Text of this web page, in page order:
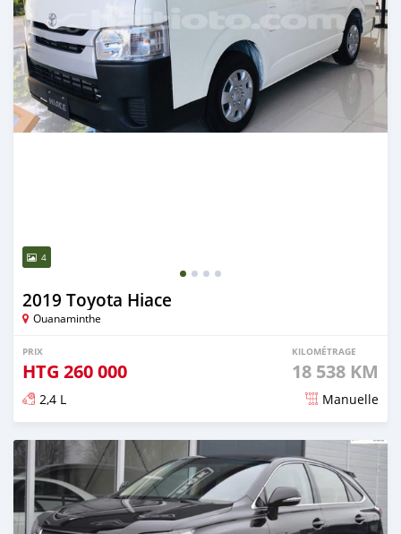
4
2019 Toyota Hiace
Ouanaminthe
PRIX
HTG 260 000
KILOMÉTRAGE
18 538 KM
2,4 L Manuelle
Publié il y a 1 jour